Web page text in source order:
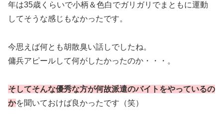
年は35歳くらいで小柄＆色白でガリガリでまともに運動
してそうな感じもなかったです。
今思えば何とも胡散臭い話しでしたね。
傭兵アピールして何がしたかったのか・・・。
そしてそんな優秀な方が何故派遣のバイトをやっているの
かを聞いておけば良かったです（笑）